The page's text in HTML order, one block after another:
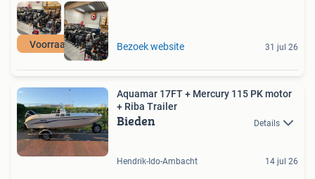
Voorraad actie Bezoek website 31 jul 26
Aquamar 17FT + Mercury 115 PK motor
+ Riba Trailer
Bieden Details
Hendrik-Ido-Ambacht 14 jul 26